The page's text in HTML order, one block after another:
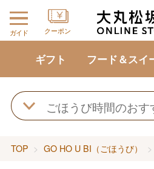
ガイド クーポン
ギフト フード＆スイ
TOP GO HO U BI（ごほうび）